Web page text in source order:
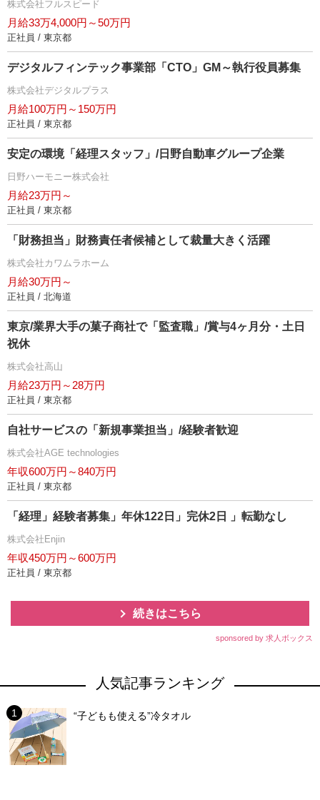
株式会社フルスピード
月給33万4,000円～50万円
正社員 / 東京都
デジタルフィンテック事業部「CTO」GM～執行役員募集
株式会社デジタルプラス
月給100万円～150万円
正社員 / 東京都
安定の環境「経理スタッフ」/日野自動車グループ企業
日野ハーモニー株式会社
月給23万円～
正社員 / 東京都
「財務担当」財務責任者候補として裁量大きく活躍
株式会社カワムラホーム
月給30万円～
正社員 / 北海道
東京/業界大手の菓子商社で「監査職」/賞与4ヶ月分・土日
祝休
株式会社高山
月給23万円～28万円
正社員 / 東京都
自社サービスの「新規事業担当」/経験者歓迎
株式会社AGE technologies
年収600万円～840万円
正社員 / 東京都
「経理」経験者募集」年休122日」完休2日 」転勤なし
株式会社Enjin
年収450万円～600万円
正社員 / 東京都
続きはこちら
sponsored by 求人ボックス
人気記事ランキング
“子どもも使える”冷タオル